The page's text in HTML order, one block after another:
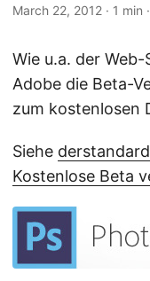
March 22, 2012 · 1 min
Wie u.a. der
Adobe die Beta-
zum kostenlosen
Siehe
Kostenlose Beta